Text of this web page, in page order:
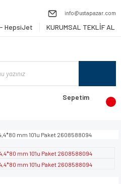
info@ustapazar.com
HepsiJet KURUMSAL TEKLİF AL
Sepetim